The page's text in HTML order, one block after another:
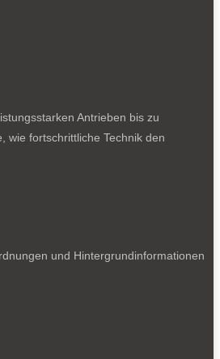
Antrieben bis zu
wie fortschrittliche Technik den
und Hintergrundinformationen